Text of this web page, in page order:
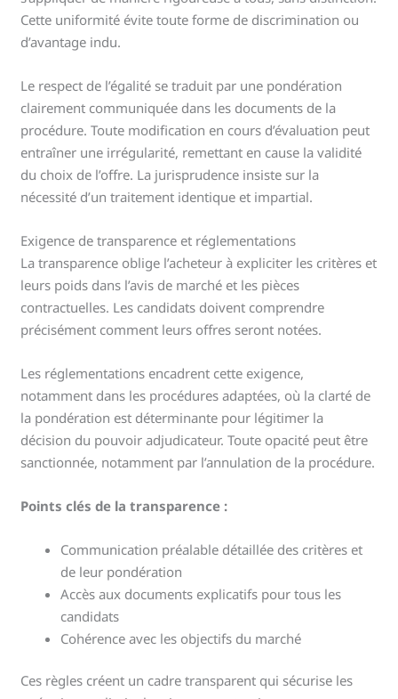
Cette uniformité évite toute forme de discrimination ou
d’avantage indu.
Le respect de l’égalité se traduit par une pondération
clairement communiquée dans les documents de la
procédure. Toute modification en cours d’évaluation peut
entraîner une irrégularité, remettant en cause la validité
du choix de l’offre. La jurisprudence insiste sur la
nécessité d’un traitement identique et impartial.
Exigence de transparence et réglementations
La transparence oblige l’acheteur à expliciter les critères et
leurs poids dans l’avis de marché et les pièces
contractuelles. Les candidats doivent comprendre
précisément comment leurs offres seront notées.
Les réglementations encadrent cette exigence,
notamment dans les procédures adaptées, où la clarté de
la pondération est déterminante pour légitimer la
décision du pouvoir adjudicateur. Toute opacité peut être
sanctionnée, notamment par l’annulation de la procédure.
Points clés de la transparence :
Communication préalable détaillée des critères et
de leur pondération
Accès aux documents explicatifs pour tous les
candidats
Cohérence avec les objectifs du marché
Ces règles créent un cadre transparent qui sécurise les